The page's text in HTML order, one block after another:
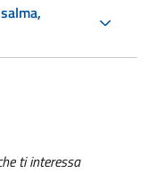
ti interessa